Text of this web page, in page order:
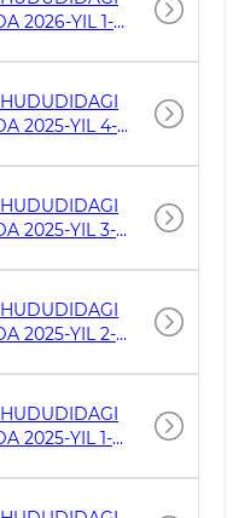
2026-YIL 1-
2025-YIL 4-
2025-YIL 3-
2025-YIL 2-
2025-YIL 1-